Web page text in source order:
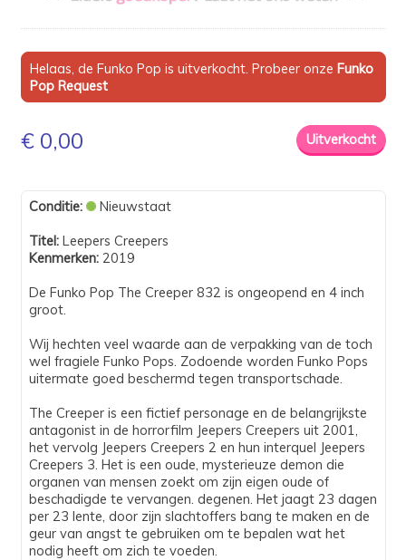
Helaas, de Funko Pop is uitverkocht. Probeer onze Funko
Pop Request
€ 0,00
Conditie:
Nieuwstaat
Titel:Leepers Creepers
Kenmerken:2019
De Funko Pop The Creeper 832 is ongeopend en 4 inch
groot.
Wij hechten veel waarde aan de verpakking van de toch
wel fragiele Funko Pops. Zodoende worden Funko Pops
uitermate goed beschermd tegen transportschade.
The Creeper is een fictief personage en de belangrijkste
antagonist in de horrorfilm Jeepers Creepers uit 2001,
het vervolg Jeepers Creepers 2 en hun interquel Jeepers
Creepers 3. Het is een oude, mysterieuze demon die
organen van mensen zoekt om zijn eigen oude of
beschadigde te vervangen. degenen. Het jaagt 23 dagen
per 23 lente, door zijn slachtoffers bang te maken en de
geur van angst te gebruiken om te bepalen wat het
nodig heeft om zich te voeden.